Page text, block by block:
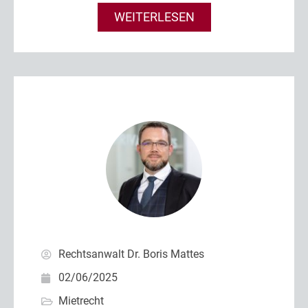
WEITERLESEN
Rechtsanwalt Dr. Boris Mattes
02/06/2025
Mietrecht